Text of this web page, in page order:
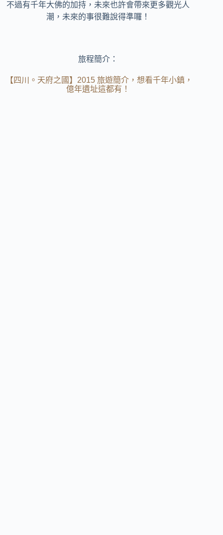
不過有千年大佛的加持，未來也許會帶來更多觀光人
潮，未來的事很難說得準囉！
旅程簡介：
【四川。天府之國】2015 旅遊簡介，想看千年小鎮，
億年遺址這都有！